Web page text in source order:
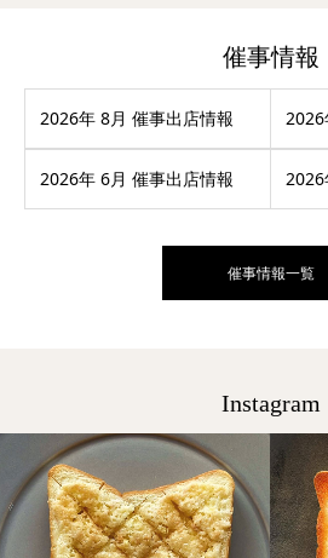
催事情報
2026年 8月 催事出店情報
2026年 6月 催事出店情報
催事情報一覧
Instagram